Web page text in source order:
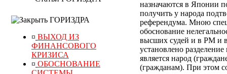
ГОРИЗДРА
¤ ВЫХОД ИЗ
ФИНАНСОВОГО
КРИЗИСА
¤ ОБОСНОВАНИЕ
назначаются в Японии
получить у народа
референдума. Мною
обоснование
высших судей и в РМ и
установлено
является народ
(гражданам). При этом